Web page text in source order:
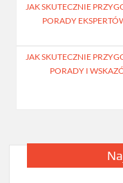
wpisu
JAK SKUTECZNIE
PORADY
JAK SKUTECZNIE
PORADY I